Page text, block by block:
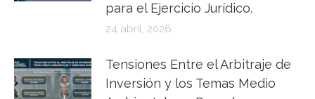
para el Ejercicio Jurídico.
24 abril, 2026
Tensiones Entre el Arbitraje de
Inversión y los Temas Medio